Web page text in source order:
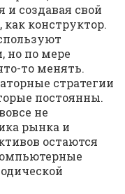
и создавая свой
конструктор.
но по мере
то менять.
стратегии
постоянны.
не
рынка и
остаются